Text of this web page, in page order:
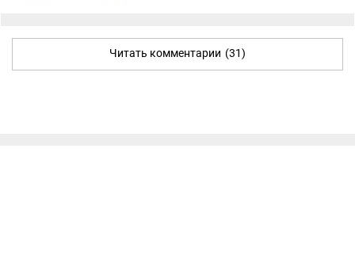
Читать комментарии (31)